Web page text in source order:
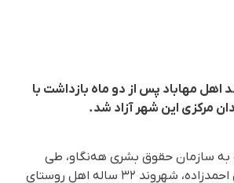
مهاباد پس از دو ماه بازداشت با
مرکزی این شهر آزاد شد.
به سازمان حقوق بشری هه‌نگاو، طی
روزهای اخیر محسن احمدزاده، شهروند ۳۲ ساله اهل روستای